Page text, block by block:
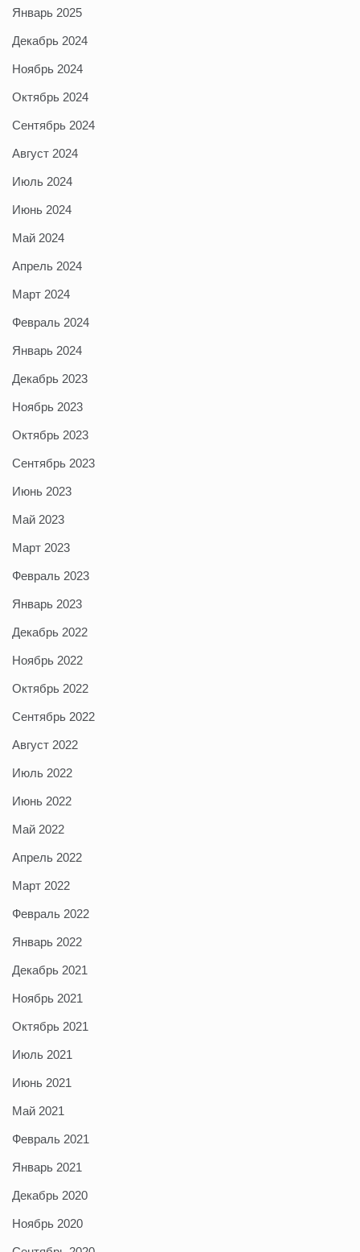
Январь 2025
Декабрь 2024
Ноябрь 2024
Октябрь 2024
Сентябрь 2024
Август 2024
Июль 2024
Июнь 2024
Май 2024
Апрель 2024
Март 2024
Февраль 2024
Январь 2024
Декабрь 2023
Ноябрь 2023
Октябрь 2023
Сентябрь 2023
Июнь 2023
Май 2023
Март 2023
Февраль 2023
Январь 2023
Декабрь 2022
Ноябрь 2022
Октябрь 2022
Сентябрь 2022
Август 2022
Июль 2022
Июнь 2022
Май 2022
Апрель 2022
Март 2022
Февраль 2022
Январь 2022
Декабрь 2021
Ноябрь 2021
Октябрь 2021
Июль 2021
Июнь 2021
Май 2021
Февраль 2021
Январь 2021
Декабрь 2020
Ноябрь 2020